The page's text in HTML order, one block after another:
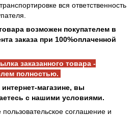
вся ответственность
возможен покупателем в
заказа при 100%оплаченной
заказанного товара -
полностью.
магазине, вы
с нашими условиями.
соглашение и